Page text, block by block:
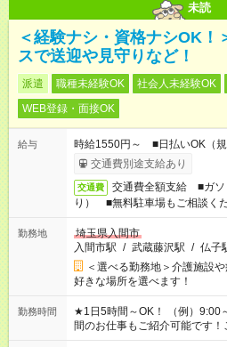
未読
＜経験ナシ・資格ナシOK！
スで送迎や見守りなど！
派遣 職種未経験OK 社会人未経験OK
WEB登録・面接OK
給与
時給1550円～ ■日払いOK（規
交通費別途支給あり
交通費
交通費全額支給 ■ガソ
り） ■無料駐車場もご相談く
勤務地
埼玉県入間市
入間市駅 / 武蔵藤沢駅 / 仏子
＜選べる勤務地＞介護施設
好きな場所を選べます！
勤務時間
★1日5時間～OK！ （例）9:00
間のお仕事もご紹介可能です
家庭の都合でお休みが必要な